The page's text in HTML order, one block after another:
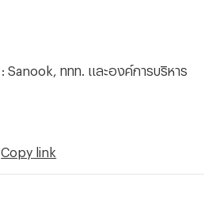
: Sanook, ททท. และองค์การบริหาร
Copy link